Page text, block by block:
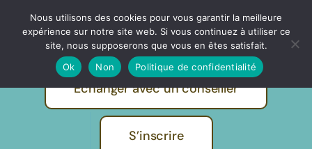
IBF | EVOLUTION FORMATIONS -
Pratiques et métiers de l'humain
Echanger avec un conseiller
S’inscrire
Nous utilisons des cookies pour vous garantir la meilleure
expérience sur notre site web. Si vous continuez à utiliser ce
site, nous supposerons que vous en êtes satisfait.
Ok
Non Politique de confidentialité